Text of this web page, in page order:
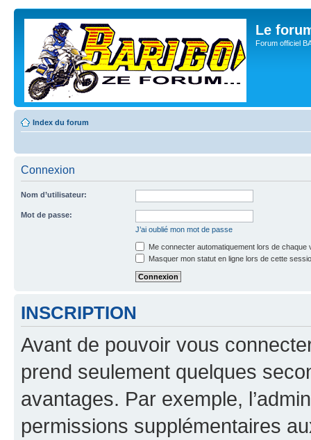
Le
Forum officiel
Index du forum
Connexion
Nom d’utilisateur:
Mot de passe:
J’ai oublié mon mot de passe
Me connecter automatiquement lors de chaque
Masquer mon statut en ligne lors de cette
INSCRIPTION
Avant de pouvoir vous
prend seulement quelques
avantages. Par exemple,
permissions supplémentaires